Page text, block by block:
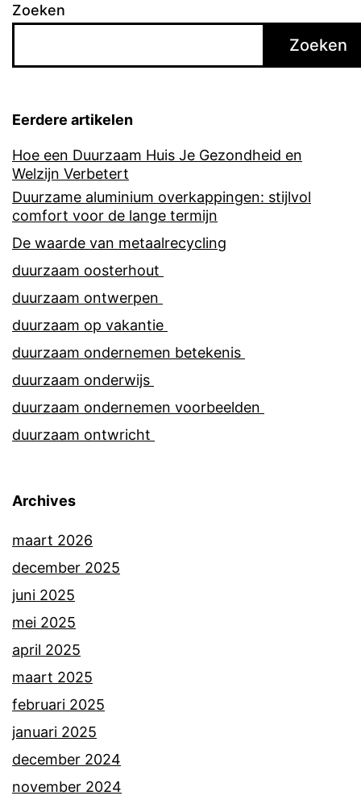
Zoeken
Zoeken
Eerdere artikelen
Hoe een Duurzaam Huis Je Gezondheid en
Welzijn Verbetert
Duurzame aluminium overkappingen: stijlvol
comfort voor de lange termijn
De waarde van metaalrecycling
duurzaam oosterhout
duurzaam ontwerpen
duurzaam op vakantie
duurzaam ondernemen betekenis
duurzaam onderwijs
duurzaam ondernemen voorbeelden
duurzaam ontwricht
Archives
maart 2026
december 2025
juni 2025
mei 2025
april 2025
maart 2025
februari 2025
januari 2025
december 2024
november 2024